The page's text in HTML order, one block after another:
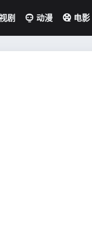
剧 动漫 电影